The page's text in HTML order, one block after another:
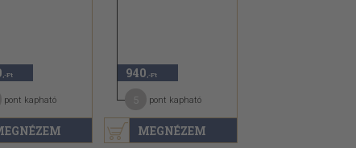
,-Ft
pont kapható
MEGNÉZEM
940 ,-Ft
pont kapható